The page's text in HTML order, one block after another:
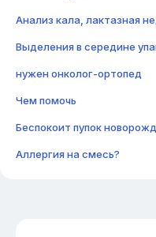
Анализ кала, лактазная
Выделения в середине
нужен онколог-ортопед
Чем помочь
Беспокоит пупок
Аллергия на смесь?